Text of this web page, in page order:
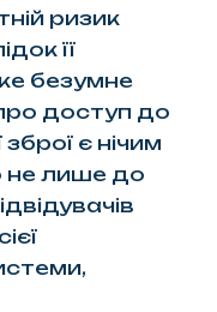
ризик
її
безумне
доступ до
є нічим
не лише до